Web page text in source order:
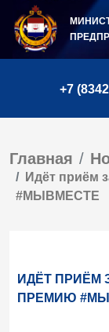
+7
Главная
Идёт приём
#МЫВМЕСТЕ
ИДЁТ ПРИЁМ
ПРЕМИЮ